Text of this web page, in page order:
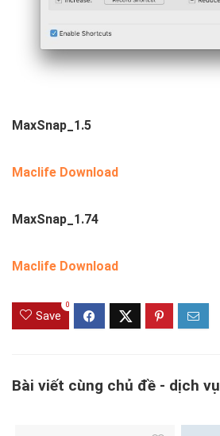
MaxSnap_1.5
Maclife Download
MaxSnap_1.74
Maclife Download
Save
0
Bài viết cùng chủ đề - dịch vụ